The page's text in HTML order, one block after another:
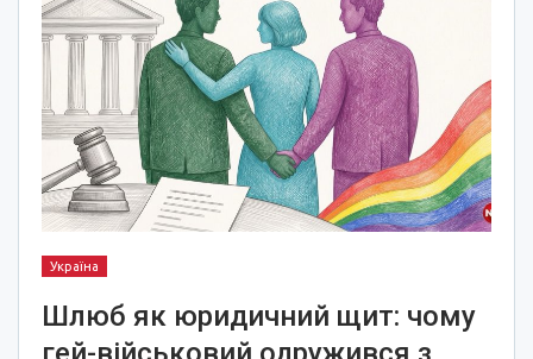
Україна
Шлюб як юридичний щит: чому